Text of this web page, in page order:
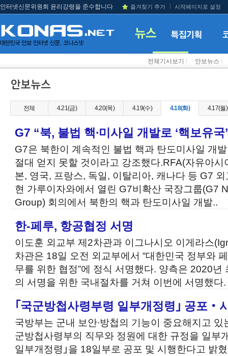
인터넷신문위원회 윤리강령을 준수합니다 즐겨찾기 추가 시작페이지로 설정
전체기사보기 안보뉴스
전체 4.21(금) 4.20(목) 4.19(수) 4.18(화) 4.17(월)
G7 “북, 불법 핵∙미사일 개발로 ‘핵보유
G7은 북한이 계속적인 불법 핵과 탄도미사일 개
절대 얻지 못할 것이라고 강조했다.RFA(자유아
본, 영국, 프랑스, 독일, 이탈리아, 캐나다 등 G7
현 가루이자와에서 열린 G7비확산 국장그룹(G7
Group) 회의에서 북한의 핵과 탄도미사일 개발..
한-페루, 항공협정 서명
이도훈 외교부 제2차관과 이그나시오 이게라스
차관은 18일 오전 외교부에서 “대한민국 정부와
무를 위한 협정”에 정식 서명했다. 양측은 2020년
의 서명을 위한 국내절차를 거쳐 이번에 서명했
｢국군방첩사령부령 일부개정령｣ 공포‧
국방부는 군내 보안∙방첩의 기능이 중요해지고
군방첩사령부의 직무와 정원에 대한 규정을 일부
일부개정령｣을 18일부로 공포 및 시행한다고 밝